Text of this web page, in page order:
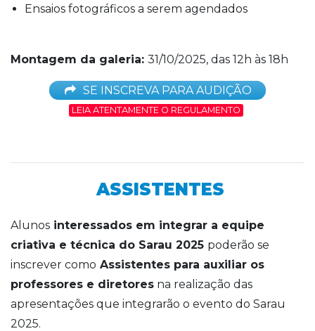
Ensaios fotográficos a serem agendados
Montagem da galeria: 31/10/2025, das 12h às 18h
SE INSCREVA PARA AUDIÇÃO
LEIA ATENTAMENTE O REGULAMENTO
ASSISTENTES
Alunos interessados em integrar a equipe
criativa e técnica do Sarau 2025 poderão se
inscrever como Assistentes para auxiliar os
professores e diretores na realização das
apresentações que integrarão o evento do Sarau
2025.